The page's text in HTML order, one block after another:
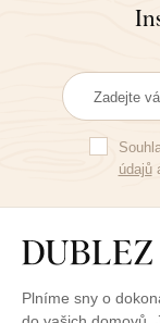
údajů
Plníme sny o